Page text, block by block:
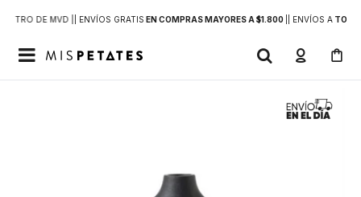
DE MVD | | ENVÍOS GRATIS EN COMPRAS MAYORES A $1.800 | ENVÍOS ATODO
